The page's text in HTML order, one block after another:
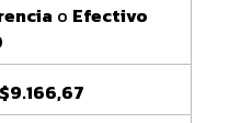
o Efectivo
$9.166,67